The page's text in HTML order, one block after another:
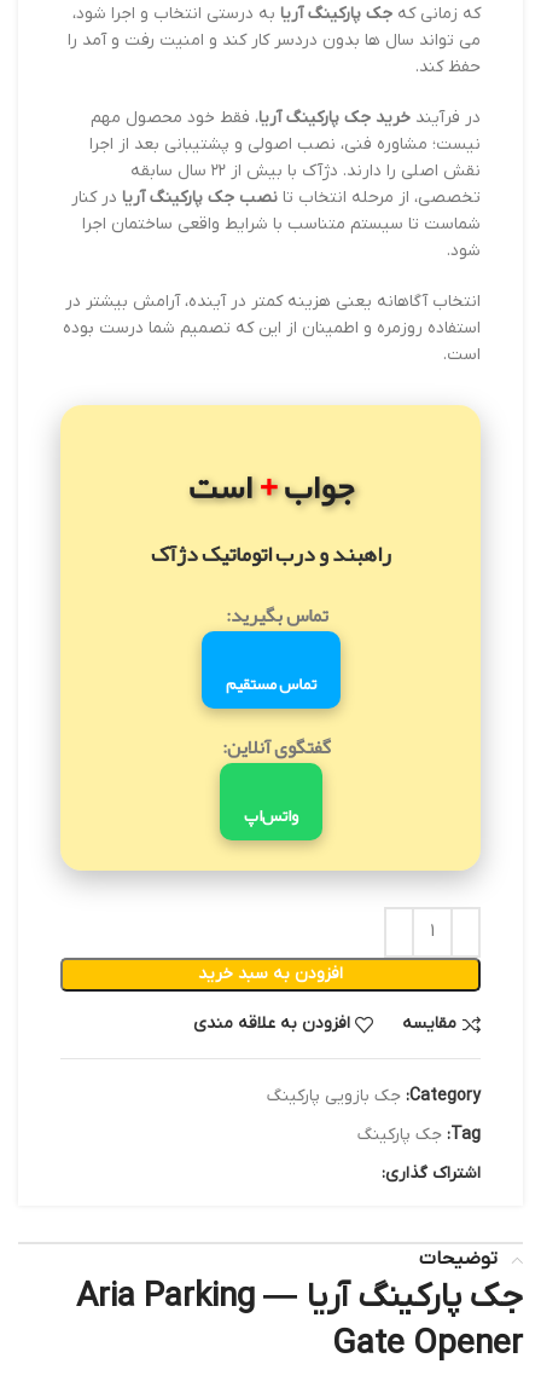
که زمانی که جک پارکینگ آریا به درستی انتخاب و اجرا شود،
می تواند سال ها بدون دردسر کار کند و امنیت رفت و آمد را
حفظ کند.
در فرآیند خرید جک پارکینگ آریا، فقط خود محصول مهم
نیست؛ مشاوره فنی، نصب اصولی و پشتیبانی بعد از اجرا
نقش اصلی را دارند. دژآک با بیش از ۲۲ سال سابقه
تخصصی، از مرحله انتخاب تا نصب جک پارکینگ آریا در کنار
شماست تا سیستم متناسب با شرایط واقعی ساختمان اجرا
شود.
انتخاب آگاهانه یعنی هزینه کمتر در آینده، آرامش بیشتر در
استفاده روزمره و اطمینان از این که تصمیم شما درست بوده
است.
جواب+است
راهبند و درب اتوماتیک دژآک
تماس بگیرید:
تماس مستقیم
گفتگوی آنلاین:
واتس‌اپ
افزودن به سبد خرید
مقایسه افزودن به علاقه مندی
Category: جک بازویی پارکینگ
Tag: جک پارکینگ
اشتراک گذاری:
توضیحات
جک پارکینگ آریا — Aria Parking
Gate Opener